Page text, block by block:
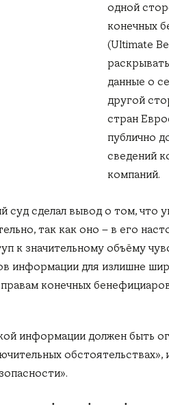
одной
конечных
(Ultimate
данные о
другой
стран
публично
сведений
компаний.
суд сделал вывод о том, что
так как оно – в его
к значительному объёму
информации для излишне
конечных
информации должен быть
обстоятельствах»,